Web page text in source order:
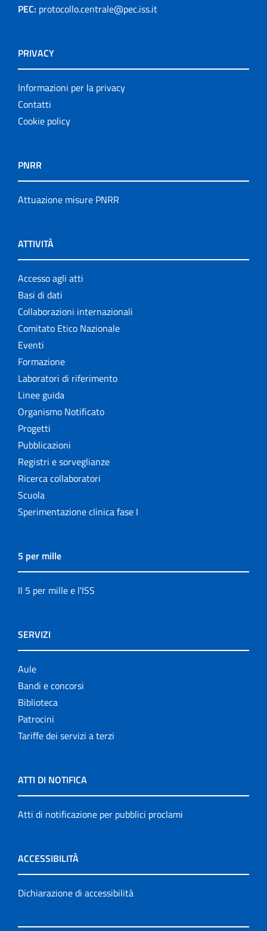
PEC: protocollo.centrale@pec.iss.it
PRIVACY
Informazioni per la privacy
Contatti
Cookie policy
PNRR
Attuazione misure PNRR
ATTIVITÀ
Accesso agli atti
Basi di dati
Collaborazioni internazionali
Comitato Etico Nazionale
Eventi
Formazione
Laboratori di riferimento
Linee guida
Organismo Notificato
Progetti
Pubblicazioni
Registri e sorveglianze
Ricerca collaboratori
Scuola
Sperimentazione clinica fase I
5 per mille
Il 5 per mille e l'ISS
SERVIZI
Aule
Bandi e concorsi
Biblioteca
Patrocini
Tariffe dei servizi a terzi
ATTI DI NOTIFICA
Atti di notificazione per pubblici proclami
ACCESSIBILITÀ
Dichiarazione di accessibilità